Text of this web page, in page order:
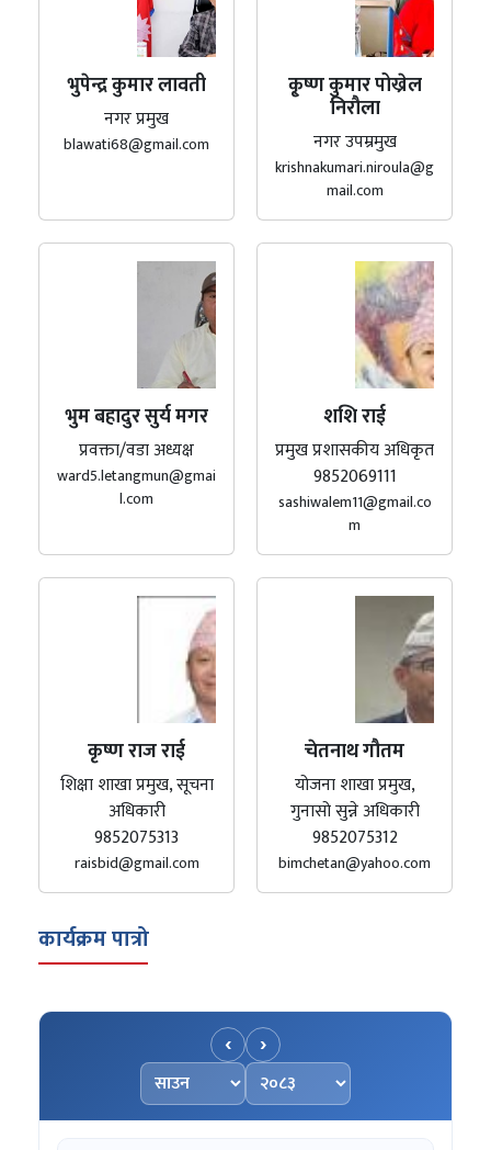
भुपेन्द्र कुमार लावती
नगर प्रमुख
blawati68@gmail.com
कृ्ष्ण कुमार पोख्रेल
निरौला
नगर उपम्रमुख
krishnakumari.niroula@g
mail.com
भुम बहादुर सुर्य मगर
प्रवक्ता/वडा अध्यक्ष
ward5.letangmun@gmai
l.com
शशि राई
प्रमुख प्रशासकीय अधिकृत
9852069111
sashiwalem11@gmail.co
m
कृष्ण राज राई
शिक्षा शाखा प्रमुख, सूचना
अधिकारी
9852075313
raisbid@gmail.com
चेतनाथ गौतम
योजना शाखा प्रमुख,
गुनासो सुन्ने अधिकारी
9852075312
bimchetan@yahoo.com
कार्यक्रम पात्रो
‹
महिना चयन गर्नुहोस्
वर्ष चयन गर्नुहोस्
›